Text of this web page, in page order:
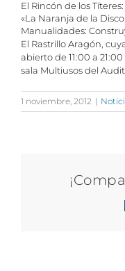
El Rincón de los Títeres:
«La Naranja de la
Manualidades:
El Rastrillo Aragón,
abierto de 11:00 a
sala Multiusos del
1 noviembre, 2012 |